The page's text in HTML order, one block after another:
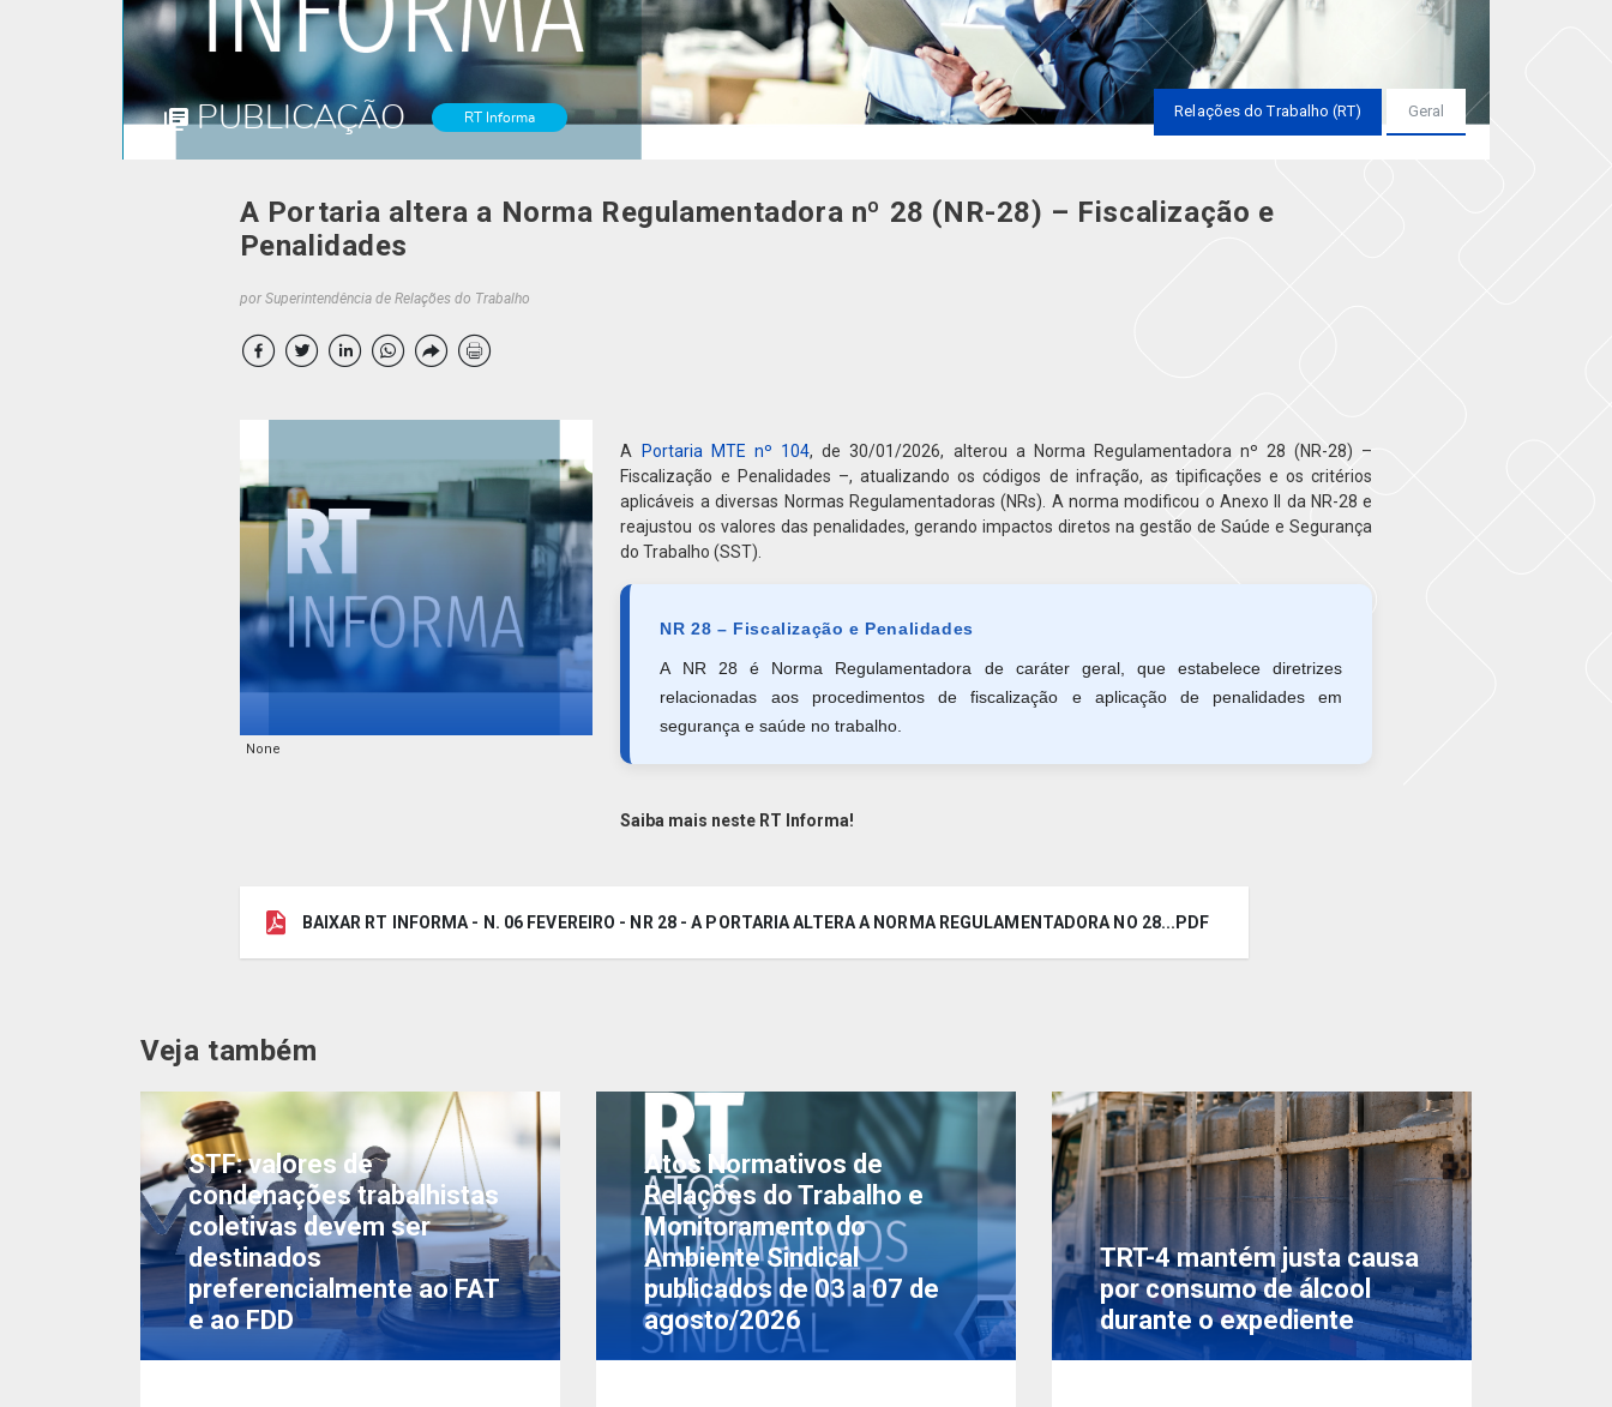
PUBLICAÇÃO RT Informa Relações do Trabalho (RT) Geral
A Portaria altera a Norma Regulamentadora nº 28 (NR-28) – Fiscalização e
Penalidades
por Superintendência de Relações do Trabalho
None
A Portaria MTE nº 104, de 30/01/2026, alterou a Norma Regulamentadora nº 28 (NR-28) –
Fiscalização e Penalidades –, atualizando os códigos de infração, as tipificações e os critérios
aplicáveis a diversas Normas Regulamentadoras (NRs). A norma modificou o Anexo II da NR-28 e
reajustou os valores das penalidades, gerando impactos diretos na gestão de Saúde e Segurança
do Trabalho (SST).
NR 28 – Fiscalização e Penalidades
A NR 28 é Norma Regulamentadora de caráter geral, que estabelece diretrizes
relacionadas aos procedimentos de fiscalização e aplicação de penalidades em
segurança e saúde no trabalho.
Saiba mais neste RT Informa!
BAIXAR RT INFORMA - N. 06 FEVEREIRO - NR 28 - A PORTARIA ALTERA A NORMA REGULAMENTADORA NO 28...PDF
Veja também
STF: valores de
condenações trabalhistas
coletivas devem ser
destinados
preferencialmente ao FAT
e ao FDD
Atos Normativos de
Relações do Trabalho e
Monitoramento do
Ambiente Sindical
publicados de 03 a 07 de
agosto/2026
TRT-4 mantém justa causa
por consumo de álcool
durante o expediente